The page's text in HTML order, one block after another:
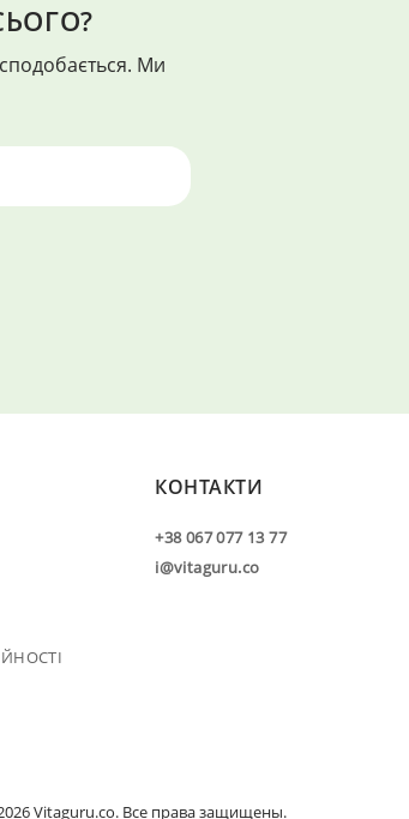
Адамс
Ми
КОНТАКТИ
+38 067 077 13 77
i@vitaguru.co
Vitaguru.co. Все права защищены.